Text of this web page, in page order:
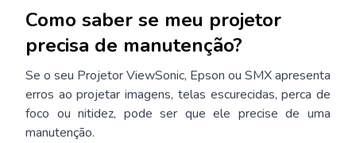
Como saber se meu projetor
precisa de manutenção?
Se o seu Projetor ViewSonic, Epson ou SMX apresenta
erros ao projetar imagens, telas escurecidas, perca de
foco ou nitidez, pode ser que ele precise de uma
manutenção.